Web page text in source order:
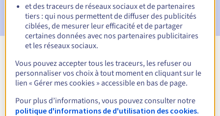
notification de la suppression du nom de domaine
Voir toutes les extensions
Informations sur le .cz
et des traceurs de réseaux sociaux et de partenaires
tiers : qui nous permettent de diffuser des publicités
ciblées, de mesurer leur efficacité et de partager
certaines données avec nos partenaires publicitaires
et les réseaux sociaux.
Vous pouvez accepter tous les traceurs, les refuser ou
personnaliser vos choix à tout moment en cliquant sur le
lien « Gérer mes cookies » accessible en bas de page.
Pour plus d’informations, vous pouvez consulter notre
politique d'informations de d'utilisation des cookies.